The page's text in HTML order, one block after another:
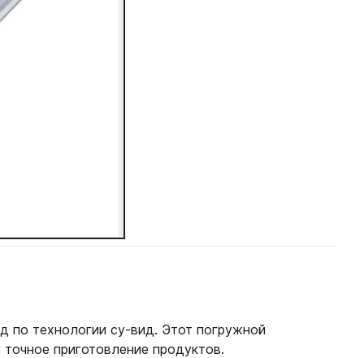
по технологии су-вид. Этот погружной
приготовление продуктов.